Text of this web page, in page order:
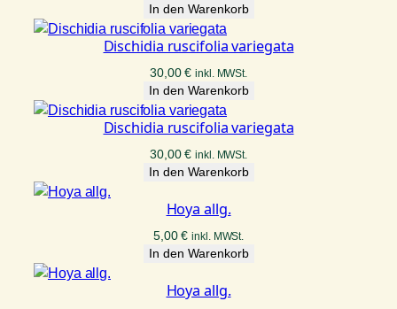
In den Warenkorb
Dischidia ruscifolia variegata
30,00€ inkl. MWSt.
In den Warenkorb
Dischidia ruscifolia variegata
30,00€ inkl. MWSt.
In den Warenkorb
Hoya allg.
5,00€ inkl. MWSt.
In den Warenkorb
Hoya allg.